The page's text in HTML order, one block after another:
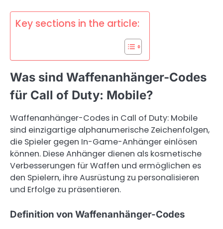
Key sections in the article:
Was sind Waffenanhänger-Codes
für Call of Duty: Mobile?
Waffenanhänger-Codes in Call of Duty: Mobile
sind einzigartige alphanumerische Zeichenfolgen,
die Spieler gegen In-Game-Anhänger einlösen
können. Diese Anhänger dienen als kosmetische
Verbesserungen für Waffen und ermöglichen es
den Spielern, ihre Ausrüstung zu personalisieren
und Erfolge zu präsentieren.
Definition von Waffenanhänger-Codes